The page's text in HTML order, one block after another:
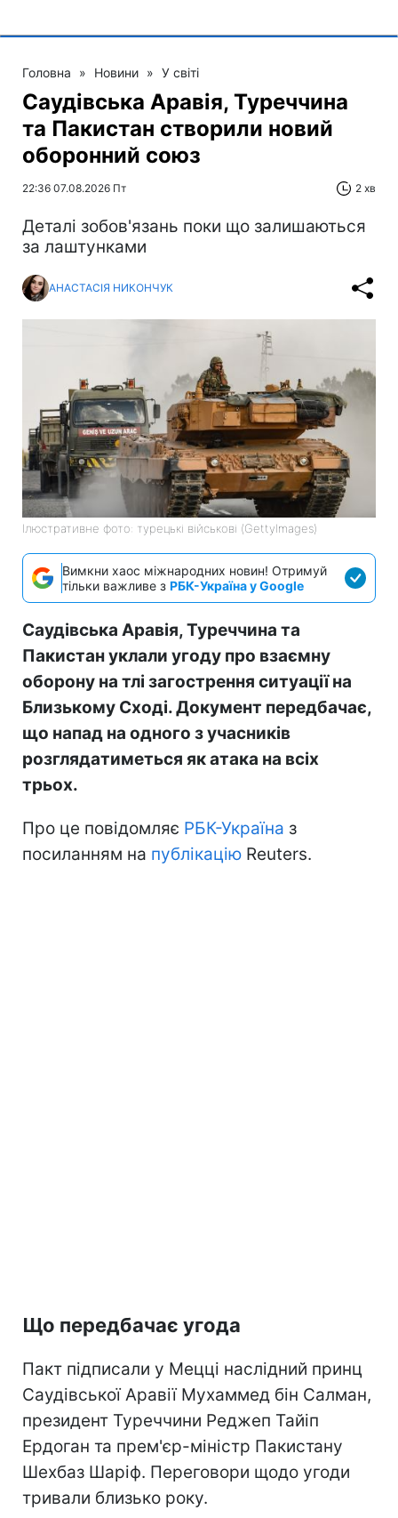
Головна » Новини » У світі
Саудівська Аравія, Туреччина
та Пакистан створили новий
оборонний союз
22:36 07.08.2026 Пт 2 хв
Деталі зобов'язань поки що залишаються
за лаштунками
АНАСТАСІЯ НИКОНЧУК
Ілюстративне фото: турецькі військові (GettyImages)
Вимкни хаос міжнародних новин! Отримуй
тільки важливе з РБК-Україна у Google
Саудівська Аравія, Туреччина та
Пакистан уклали угоду про взаємну
оборону на тлі загострення ситуації на
Близькому Сході. Документ передбачає,
що напад на одного з учасників
розглядатиметься як атака на всіх
трьох.
Про це повідомляє РБК-Україна з
посиланням на публікацію Reuters.
Що передбачає угода
Пакт підписали у Мецці наслідний принц
Саудівської Аравії Мухаммед бін Салман,
президент Туреччини Реджеп Тайіп
Ердоган та прем'єр-міністр Пакистану
Шехбаз Шаріф. Переговори щодо угоди
тривали близько року.